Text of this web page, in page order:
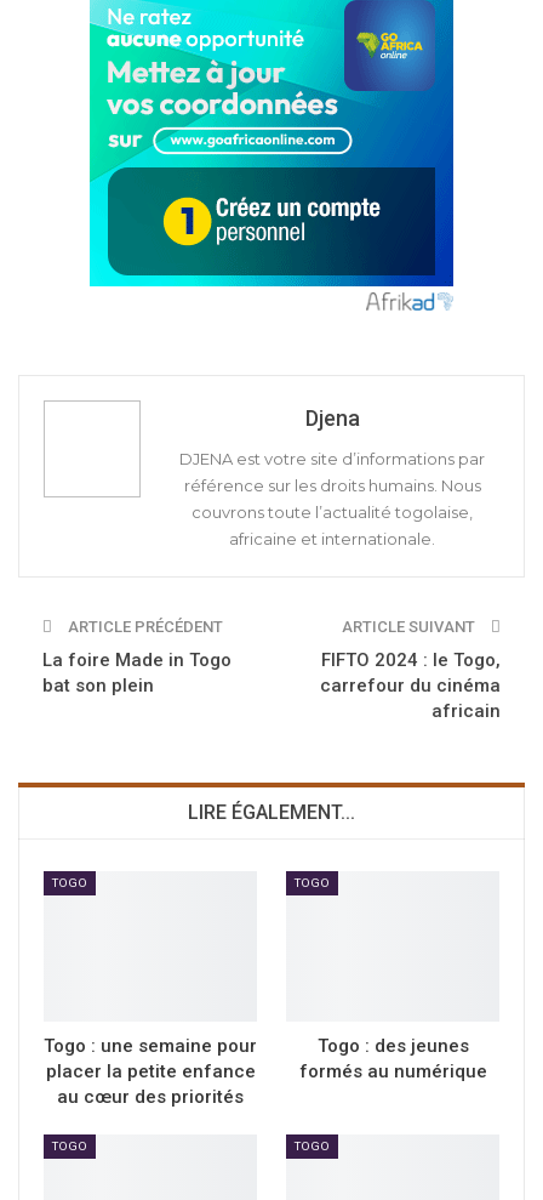
Djena
DJENA est votre site d’informations par
référence sur les droits humains. Nous
couvrons toute l’actualité togolaise,
africaine et internationale.
ARTICLE PRÉCÉDENT
La foire Made in Togo
bat son plein
ARTICLE SUIVANT
FIFTO 2024 : le Togo,
carrefour du cinéma
africain
LIRE ÉGALEMENT...
TOGO
Togo : une semaine pour
placer la petite enfance
au cœur des priorités
TOGO
Togo : des jeunes
formés au numérique
TOGO TOGO